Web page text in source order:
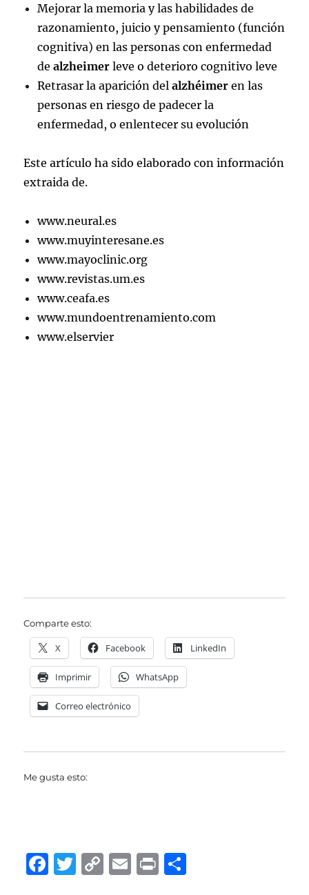
Mejorar la memoria y las habilidades de
razonamiento, juicio y pensamiento (función
cognitiva) en las personas con enfermedad
dealzheimer leve o deterioro cognitivo leve
Retrasar la aparición delalzhéimer en las
personas en riesgo de padecer la
enfermedad, o enlentecer su evolución
Este artículo ha sido elaborado con información
extraida de.
www.neural.es
www.muyinteresane.es
www.mayoclinic.org
www.revistas.um.es
www.ceafa.es
www.mundoentrenamiento.com
www.elservier
Comparte esto:
X Facebook LinkedIn
Imprimir WhatsApp
Correo electrónico
Me gusta esto:
F
T
C
E
P